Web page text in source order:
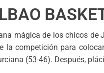
mágica de los chicos de
la competición para
(53-46). Después,